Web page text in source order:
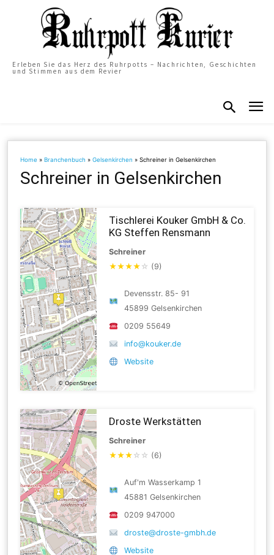
Erleben Sie das Herz des Ruhrpotts – Nachrichten, Geschichten
und Stimmen aus dem Revier
Home »Branchenbuch »Gelsenkirchen »Schreiner in Gelsenkirchen
Schreiner in Gelsenkirchen
Tischlerei Kouker GmbH & Co.
KG Steffen Rensmann
Schreiner
★★★★ ☆ (9)
Devensstr. 85- 91
45899 Gelsenkirchen
0209 55649
info@kouker.de
Website
Droste Werkstätten
Schreiner
★★★ ☆ ☆ (6)
Auf'm Wasserkamp 1
45881 Gelsenkirchen
0209 947000
droste@droste-gmbh.de
Website